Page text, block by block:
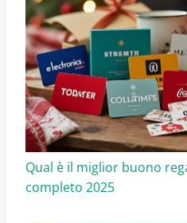
Qual è il miglior buono
completo 2025